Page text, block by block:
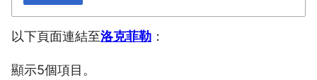
以下頁面連結至洛克菲勒 ：
顯示5個項目。